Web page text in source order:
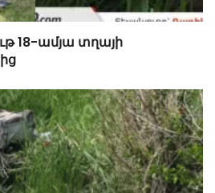
18-ամյա տղայի